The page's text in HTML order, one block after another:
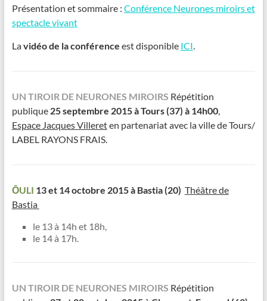
Présentation et sommaire : Conférence Neurones miroirs et
spectacle vivant
Lavidéo de la conférence est disponible ICI.
UN TIROIR DE NEURONES MIROIRS Répétition
publique 25 septembre 2015 à Tours (37) à 14h00,
Espace Jacques Villereten partenariat avec la ville de Tours/
LABEL RAYONS FRAIS.
ŌULI 13 et 14 octobre 2015 à Bastia(20) Théâtre de
Bastia
le 13 à 14h et 18h,
le 14 à 17h.
UN TIROIR DE NEURONES MIROIRS Répétition